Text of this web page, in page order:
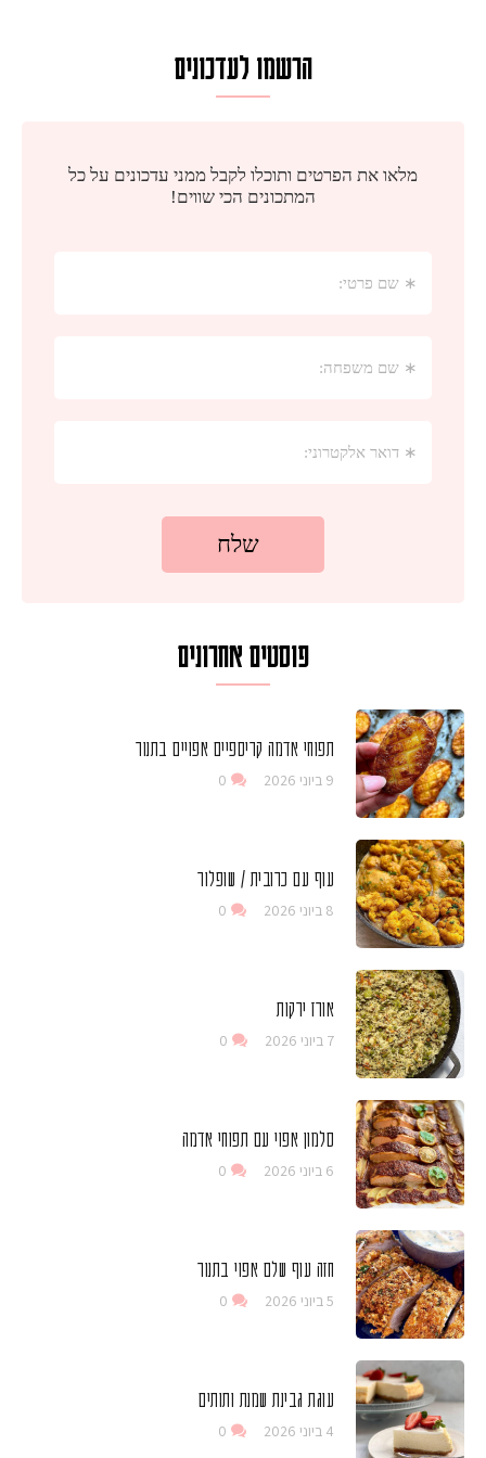
הרשמו לעדכונים
פוסטים אחרונים
תפוחי אדמה קריספיים אפויים בתנור
9 ביוני 2026 0
עוף עם כרובית / שופלור
8 ביוני 2026 0
אורז ירקות
7 ביוני 2026 0
סלמון אפוי עם תפוחי אדמה
6 ביוני 2026 0
חזה עוף שלם אפוי בתנור
5 ביוני 2026 0
עוגת גבינת שמנת ותותים
4 ביוני 2026 0